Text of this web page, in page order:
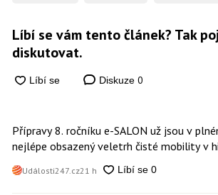
Líbí se vám tento článek? Tak
diskutovat.
Diskuze 0
Přípravy 8. ročníku e-SALON už jsou v
nejlépe obsazený veletrh čisté mobility v
Události247.cz21 h